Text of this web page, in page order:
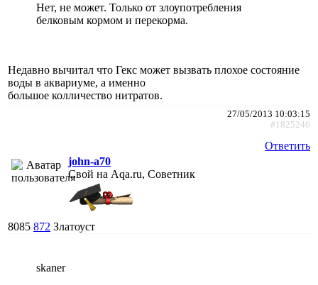
Нет, не может. Только от злоупотребления
белковым кормом и перекорма.
Недавно вычитал что Гекс может вызвать плохое состояние
воды в аквариуме, а именно
большое колличество нитратов.
27/05/2013 10:03:15
#1825246
Ответить
john-a70
Свой на Aqa.ru, Советник
8085 872 Златоуст
skaner